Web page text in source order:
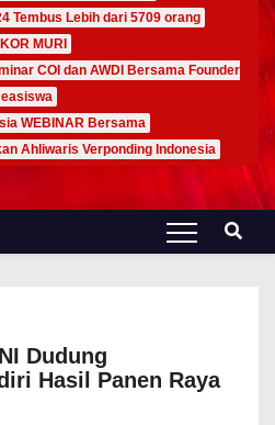
Tembus Lebih dari 5709 orang
MURI
COI dan AWDI Bersama Founder
WEBINAR Bersama
Ahliwaris Verponding Indonesia
Dudung
Hasil Panen Raya